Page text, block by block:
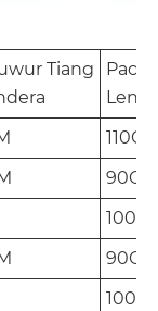
Tiang
90CM
90CM